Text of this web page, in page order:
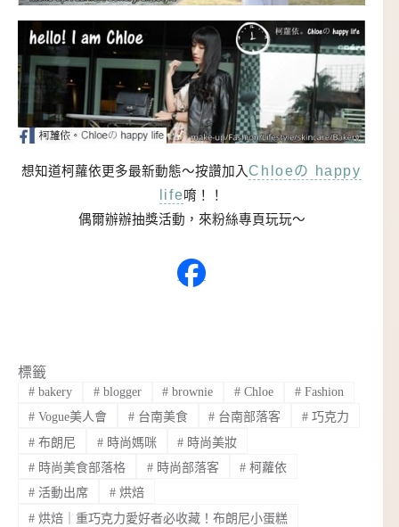
想知道柯蘿依更多最新動態～按讚加入Chloeの happy
life唷！！
偶爾辦辦抽獎活動，來粉絲專頁玩玩～
標籤
#bakery #blogger # brownie # Chloe # Fashion
#Vogue美人會 #台南美食 # 台南部落客 # 巧克力
#布朗尼 #時尚媽咪 # 時尚美妝
#時尚美食部落格 #時尚部落客 # 柯蘿依
#活動出席 #烘焙
#烘焙｜重巧克力愛好者必收藏！布朗尼小蛋糕